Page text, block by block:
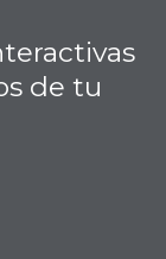
de tu